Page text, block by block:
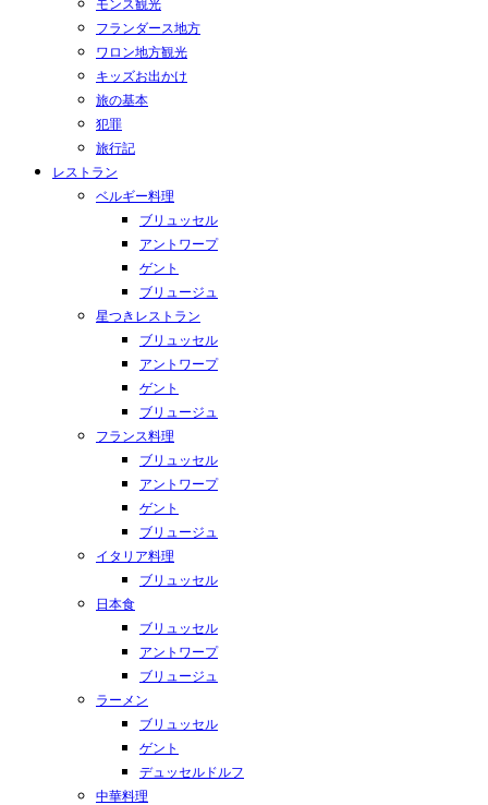
モンス観光
フランダース地方
ワロン地方観光
キッズお出かけ
旅の基本
犯罪
旅行記
レストラン
ベルギー料理
ブリュッセル
アントワープ
ゲント
ブリュージュ
星つきレストラン
ブリュッセル
アントワープ
ゲント
ブリュージュ
フランス料理
ブリュッセル
アントワープ
ゲント
ブリュージュ
イタリア料理
ブリュッセル
日本食
ブリュッセル
アントワープ
ブリュージュ
ラーメン
ブリュッセル
ゲント
デュッセルドルフ
中華料理